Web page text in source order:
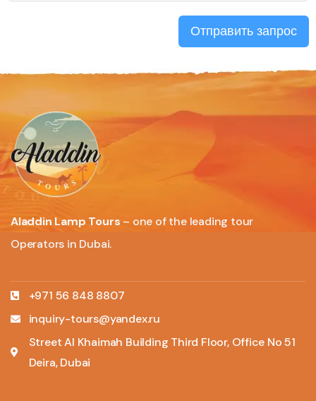
Отправить запрос
Aladdin Lamp Tours – one of the leading tour
Operators in Dubai.
+971 56 848 8807
inquiry-tours@yandex.ru
Street Al Khaimah Building Third Floor, Office No 51
Deira, Dubai